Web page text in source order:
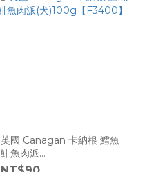
英國 Canagan 卡納根 鱈魚
鯡魚肉派
(犬)100g【F3400】